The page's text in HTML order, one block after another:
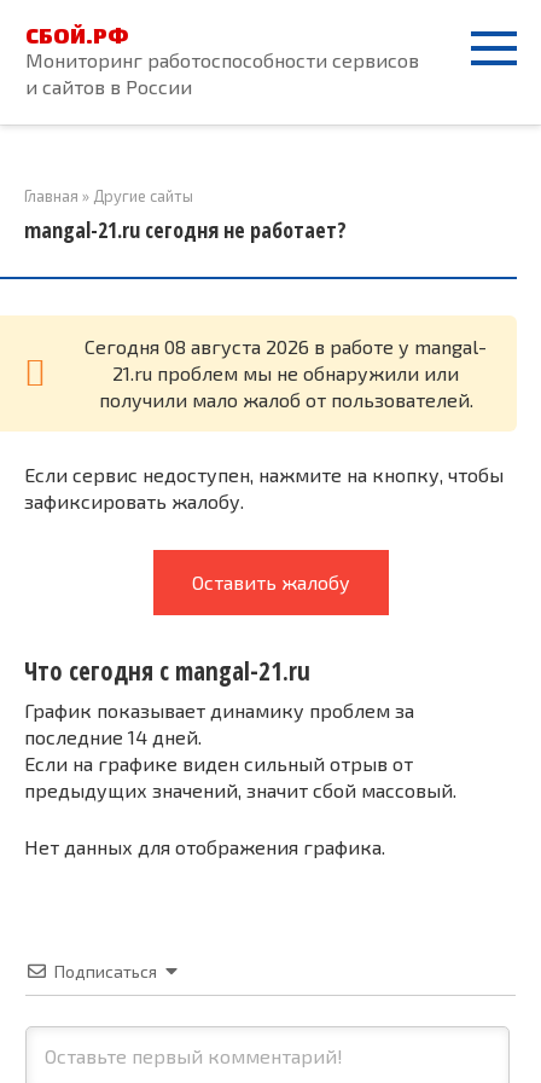
контенту
СБОЙ.РФ
Мониторинг работоспособности сервисов
и сайтов в России
Главная » Другие сайты
mangal-21.ru сегодня не работает?
Cегодня 08 августа 2026 в работе у mangal-
21.ru проблем мы не обнаружили или
получили мало жалоб от пользователей.
Если сервис недоступен, нажмите на кнопку, чтобы
зафиксировать жалобу.
Оставить жалобу
Что сегодня с mangal-21.ru
График показывает динамику проблем за
последние 14 дней.
Если на графике виден сильный отрыв от
предыдущих значений, значит сбой массовый.
Нет данных для отображения графика.
Подписаться